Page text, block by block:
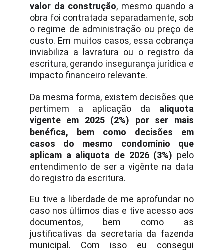
valor da construção, mesmo quando a
obra foi contratada separadamente, sob
o regime de administração ou preço de
custo. Em muitos casos, essa cobrança
inviabiliza a lavratura ou o registro da
escritura, gerando insegurança jurídica e
impacto financeiro relevante.
Eu tive a liberdade de me aprofundar no
caso nos últimos dias e tive acesso aos
documentos, bem como as
justificativas da secretaria da fazenda
municipal. Com isso eu consegui
Da mesma forma, existem decisões que
pertimem a aplicação da aliquota
vigente em 2025 (2%) por ser mais
benéfica, bem como decisões em
casos do mesmo condomínio que
aplicam a aliquota de 2026 (3%) pelo
entendimento de ser a vigênte na data
do registro da escritura.